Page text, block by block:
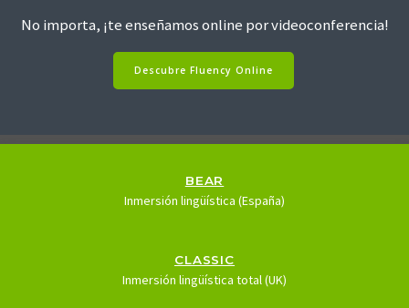
No importa, ¡te enseñamos online por videoconferencia!
Descubre Fluency Online
BEAR
Inmersión lingüística (España)
CLASSIC
Inmersión lingüística total (UK)